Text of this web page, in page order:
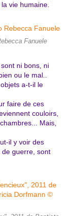
vie humaine.
Fanuele
ni bons, ni
ou le mal..
a-t-il le
faire de ces
couloirs,
Mais,
il y voir des
de guerre, sont